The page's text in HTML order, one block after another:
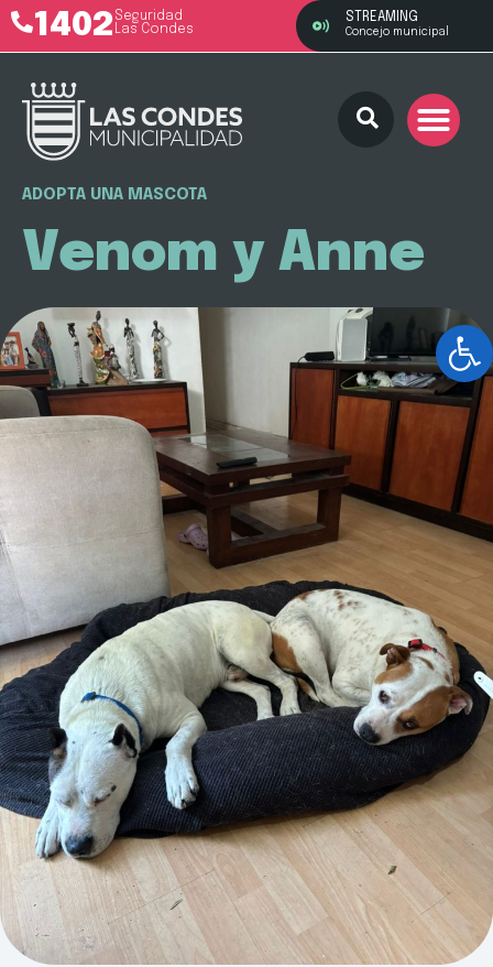
1402 Seguridad
Las Condes
STREAMING
Concejo municipal
ADOPTA UNA MASCOTA
Venom y Anne